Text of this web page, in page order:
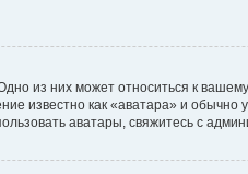
из них может относиться к
известно как «аватара» и
аватары, свяжитесь с